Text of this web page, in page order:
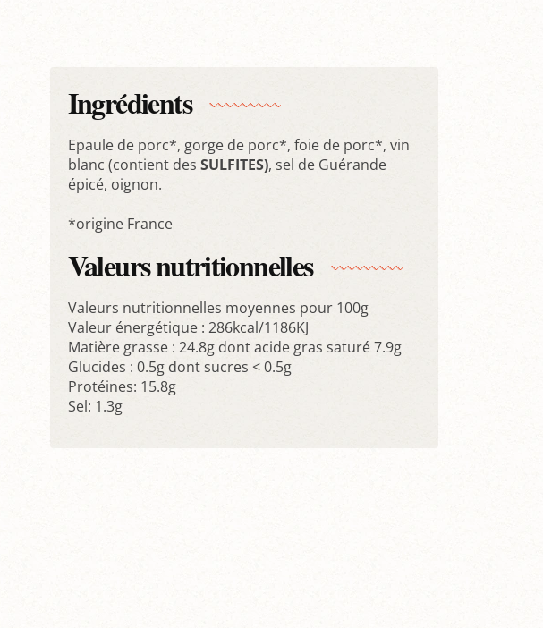
Ingrédients
Epaule de porc*, gorge de porc*, foie de porc*, vin
blanc (contient des SULFITES), sel de Guérande
épicé, oignon.
*origine France
Valeurs nutritionnelles
Valeurs nutritionnelles moyennes pour 100g
Valeur énergétique : 286kcal/1186KJ
Matière grasse : 24.8g dont acide gras saturé 7.9g
Glucides : 0.5g dont sucres < 0.5g
Protéines: 15.8g
Sel: 1.3g